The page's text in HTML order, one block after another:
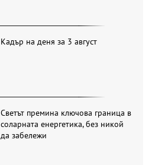
Кадър на деня за 3 август
Светът премина ключова граница в
соларната енергетика, без никой
да забележи